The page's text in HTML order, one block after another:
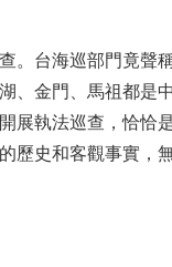
台海巡部門竟聲
、金門、馬祖都
執法巡查，恰恰
歷史和客觀事實